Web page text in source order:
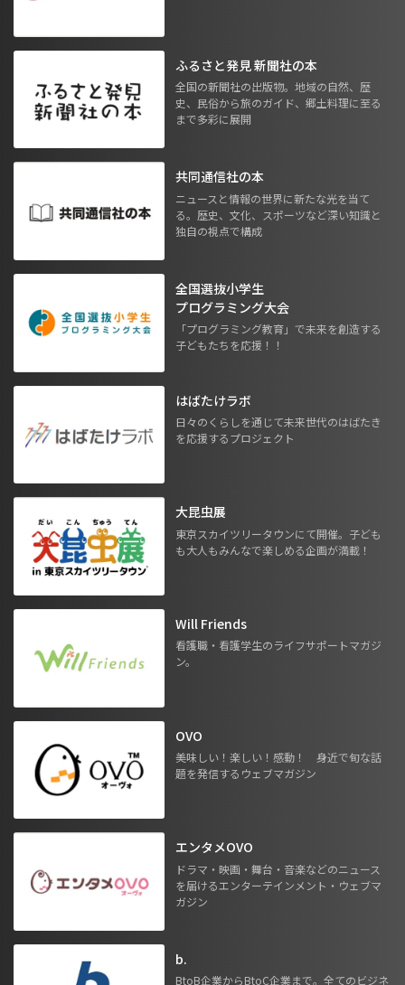
ふるさと発見 新聞社の本
全国の新聞社の出版物。地域の自然、歴
史、民俗から旅のガイド、郷土料理に至る
まで多彩に展開
共同通信社の本
ニュースと情報の世界に新たな光を当て
る。歴史、文化、スポーツなど深い知識と
独自の視点で構成
全国選抜小学生
プログラミング大会
「プログラミング教育」で未来を創造する
子どもたちを応援！！
はばたけラボ
日々のくらしを通じて未来世代のはばたき
を応援するプロジェクト
大昆虫展
東京スカイツリータウンにて開催。子ども
も大人もみんなで楽しめる企画が満載！
Will Friends
看護職・看護学生のライフサポートマガジ
ン。
OVO
美味しい！楽しい！感動！ 身近で旬な話
題を発信するウェブマガジン
エンタメOVO
ドラマ・映画・舞台・音楽などのニュース
を届けるエンターテインメント・ウェブマ
ガジン
b.
BtoB企業からBtoC企業まで。全てのビジネ